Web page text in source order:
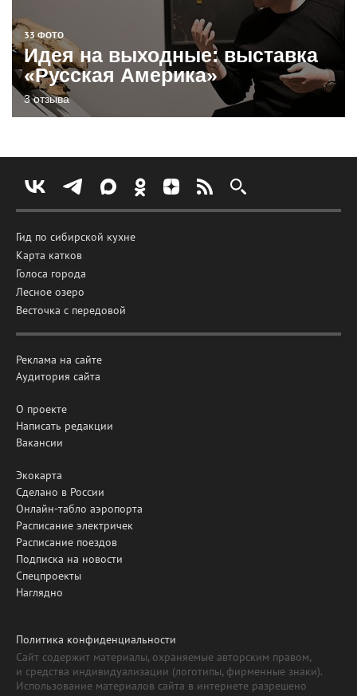
33 ФОТО
Идея на выходные: выставка
«Русская Америка»
3 отзыва
Гид по сибирской кухне
Карта катков
Голоса города
Лесное озеро
Весточка с передовой
Реклама на сайте
Аудитория сайта
О проекте
Написать редакции
Вакансии
Экокарта
Сделано в России
Онлайн-табло аэропорта
Расписание электричек
Расписание поездов
Подписка на новости
Спецпроекты
Наглядно
Политика конфиденциальности
Сайт содержит материалы, охраняемые авторским правом,
и средства индивидуализации (логотипы, фирменные знаки).
Использование материалов сайта в интернете разрешено